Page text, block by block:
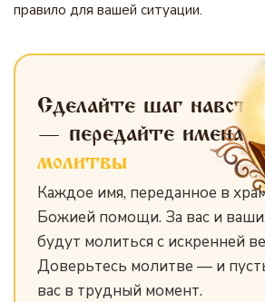
правило для вашей ситуации.
Сделайте шаг
— передайте имена
молитвы
Каждое имя, переданное в
Божией помощи. За вас и
будут молиться с искренней
Доверьтесь молитве — и
вас в трудный момент.